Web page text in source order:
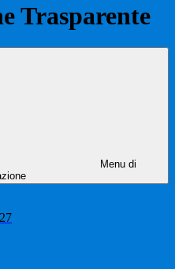
Trasparente
Menu di
27